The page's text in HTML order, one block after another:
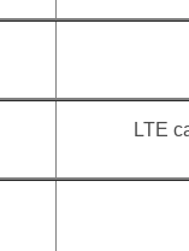
LTE